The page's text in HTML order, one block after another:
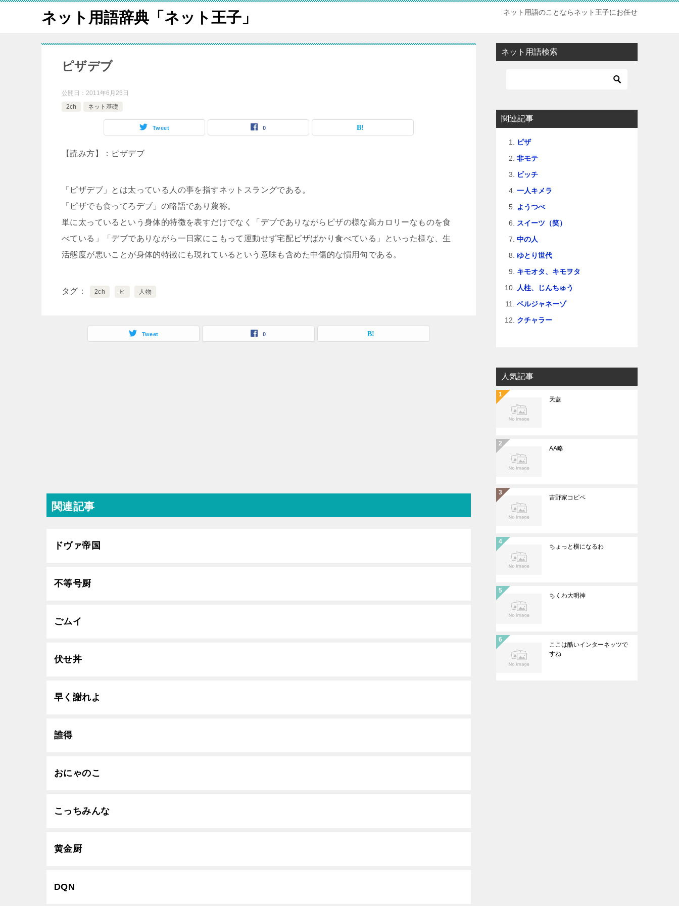
ネット用語辞典「ネット王子」 ネット用語のことならネット王子にお任せ
ピザデブ
公開日： 2011年6月26日
2ch
ネット基礎
Tweet 0
【読み方】：ピザデブ
「ピザデブ」とは太っている人の事を指すネットスラングである。
「ピザでも食ってろデブ」の略語であり蔑称。
単に太っているという身体的特徴を表すだけでなく「デブでありながらピザの様な高カロリーなものを食
べている」「デブでありながら一日家にこもって運動せず宅配ピザばかり食べている」といった様な、生
活態度が悪いことが身体的特徴にも現れているという意味も含めた中傷的な慣用句である。
タグ 2ch ヒ 人物
Tweet 0
関連記事
ドヴァ帝国
不等号厨
ごムイ
伏せ丼
早く謝れよ
誰得
おにゃのこ
こっちみんな
黄金厨
DQN
ネット用語検索
関連記事
ピザ
非モテ
ビッチ
一人キメラ
ようつべ
スイーツ（笑）
中の人
ゆとり世代
キモオタ、キモヲタ
人柱、じんちゅう
ベルジャネーゾ
クチャラー
人気記事
天蓋
AA略
吉野家コピペ
ちょっと横になるわ
ちくわ大明神
ここは酷いインターネッツで
すね